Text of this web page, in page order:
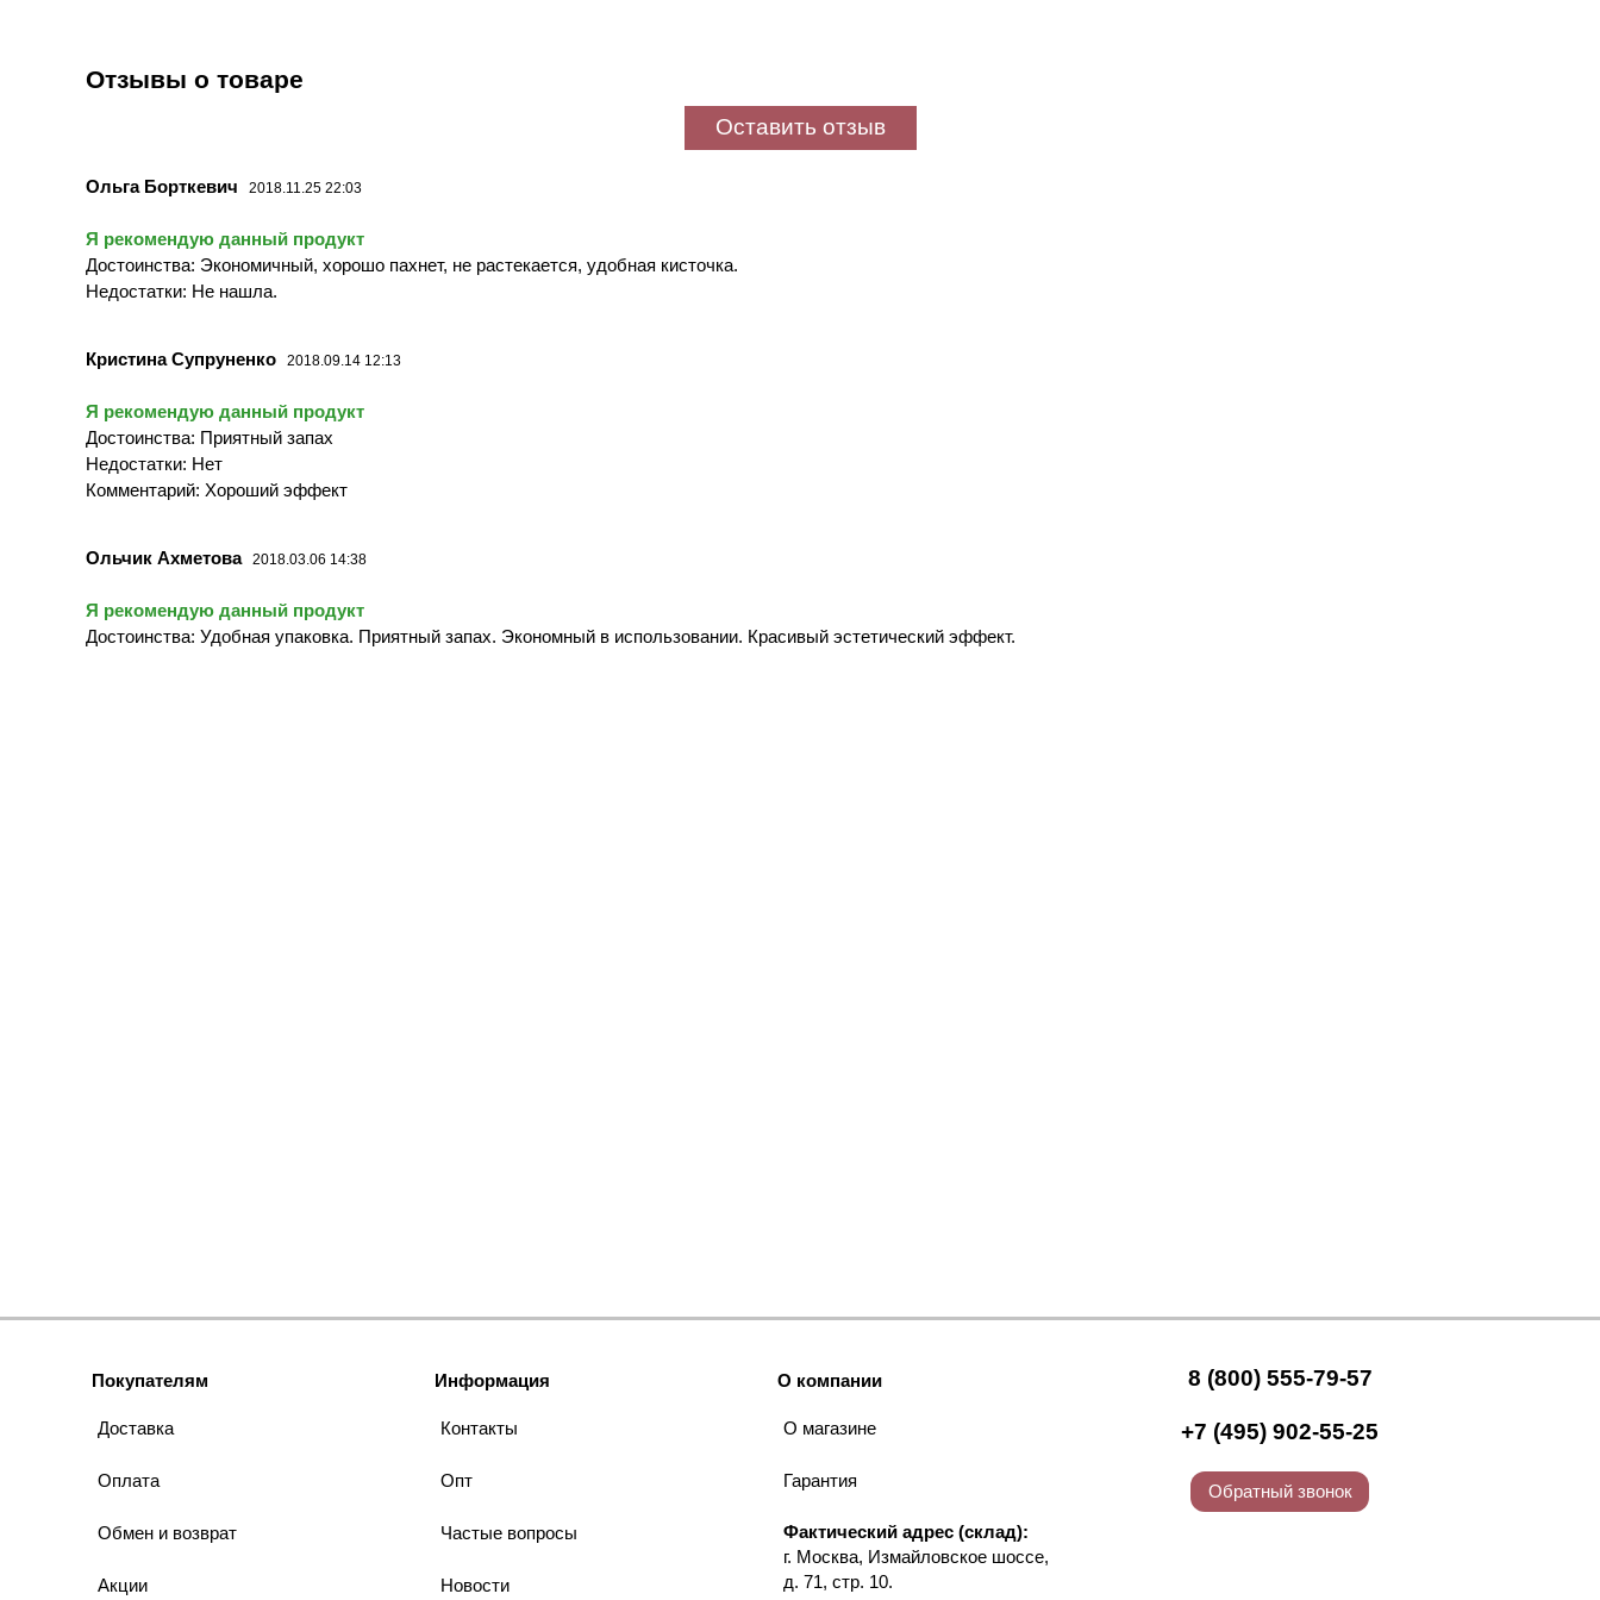
Отзывы о товаре
Оставить отзыв
Ольга Борткевич 2018.11.25 22:03
Я рекомендую данный продукт
Достоинства: Экономичный, хорошо пахнет, не растекается, удобная кисточка.
Недостатки: Не нашла.
Кристина Супруненко 2018.09.14 12:13
Я рекомендую данный продукт
Достоинства: Приятный запах
Недостатки: Нет
Комментарий: Хороший эффект
Ольчик Ахметова 2018.03.06 14:38
Я рекомендую данный продукт
Достоинства: Удобная упаковка. Приятный запах. Экономный в использовании. Красивый эстетический эффект.
Покупателям
Доставка
Оплата
Обмен и возврат
Акции
Информация
Контакты
Опт
Частые вопросы
Новости
О компании
О магазине
Гарантия
Фактический адрес (склад):
г. Москва, Измайловское шоссе,
д. 71, стр. 10.
8 (800) 555-79-57
+7 (495) 902-55-25
Обратный звонок